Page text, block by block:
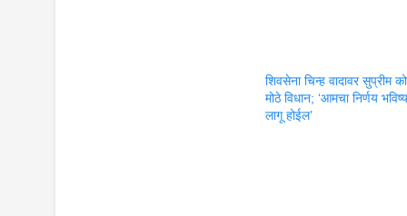
शिवसेना चिन्ह वादावर सुप्रीम
मोठे विधान; ‘आमचा निर्णय
लागू होईल’